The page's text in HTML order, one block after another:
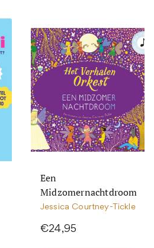
Een
Midzomernachtdroom
Jessica Courtney-Tickle
€24,95